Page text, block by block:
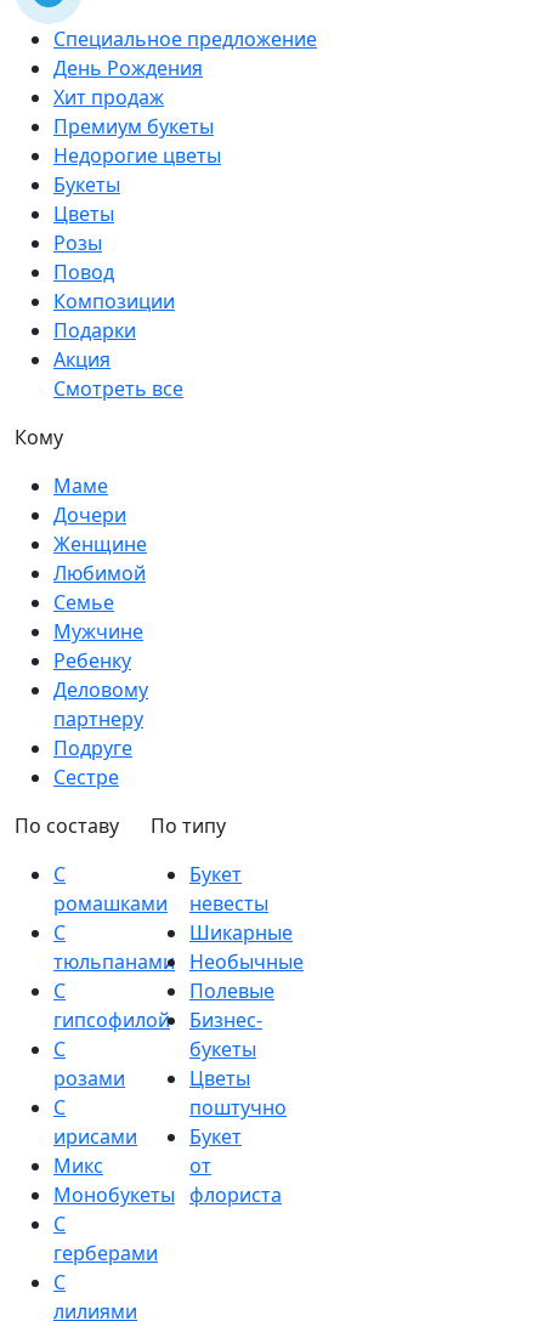
Специальное предложение
День Рождения
Хит продаж
Премиум букеты
Недорогие цветы
Букеты
Цветы
Розы
Повод
Композиции
Подарки
Акция
Смотреть все
Кому
Маме
Дочери
Женщине
Любимой
Семье
Мужчине
Ребенку
Деловому
партнеру
Подруге
Сестре
По составу
С
ромашками
С
тюльпанами
С
гипсофилой
С
розами
С
ирисами
Микс
Монобукеты
С
герберами
С
лилиями
По типу
Букет
невесты
Шикарные
Необычные
Полевые
Бизнес-
букеты
Цветы
поштучно
Букет
от
флориста